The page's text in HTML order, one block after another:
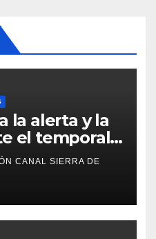
la alerta y la
el temporal:
y la UME en
CANAL SIERRA DE